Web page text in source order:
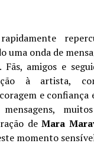
uma onda de
amigos e
à artista,
e confiança
deMara
momento